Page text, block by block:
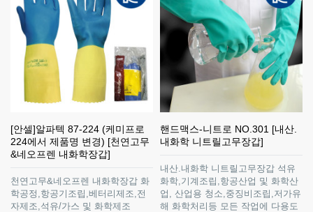
[안셀]알파텍 87-224 (케미프로
224에서 제품명 변경) [천연고무
&네오프렌 내화학장갑]
천연고무&네오프렌 내화학장갑 화
학공정,항공기조립,베터리제조,전
자제조,석유/가스 및 화학제조
핸드맥스-니트로 NO.301 [내산.
내화학 니트릴고무장갑]
내산.내화학 니트릴고무장갑 석유
화학,기계조립,항공산업 및 화학산
업, 산업용 청소,중징비조립,저가유
해 화학처리등 모든 작업에 다용도